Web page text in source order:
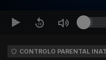
CONTROLO PARENTAL